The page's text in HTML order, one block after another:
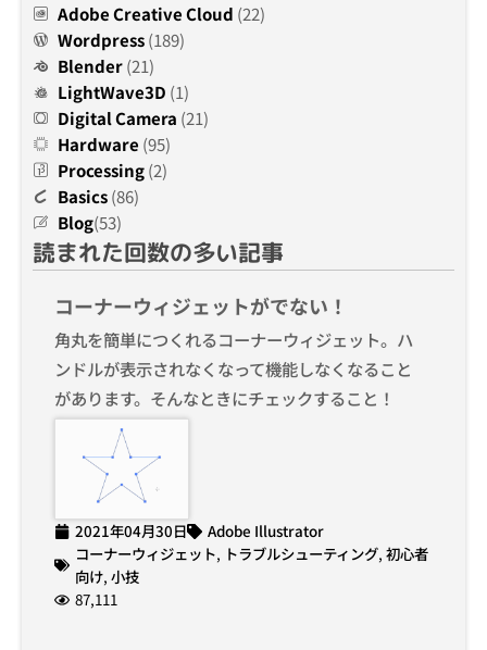
Adobe Creative Cloud (22)
Wordpress(189)
Blender(21)
LightWave3D (1)
Digital Camera (21)
Hardware (95)
Processing(2)
Basics(86)
Blog(53)
読まれた回数の多い記事
コーナーウィジェットがでない！
角丸を簡単につくれるコーナーウィジェット。ハ
ンドルが表示されなくなって機能しなくなること
があります。そんなときにチェックすること！
2021年04月30日
Adobe Illustrator
コーナーウィジェット, トラブルシューティング, 初心者
向け, 小技
87,111